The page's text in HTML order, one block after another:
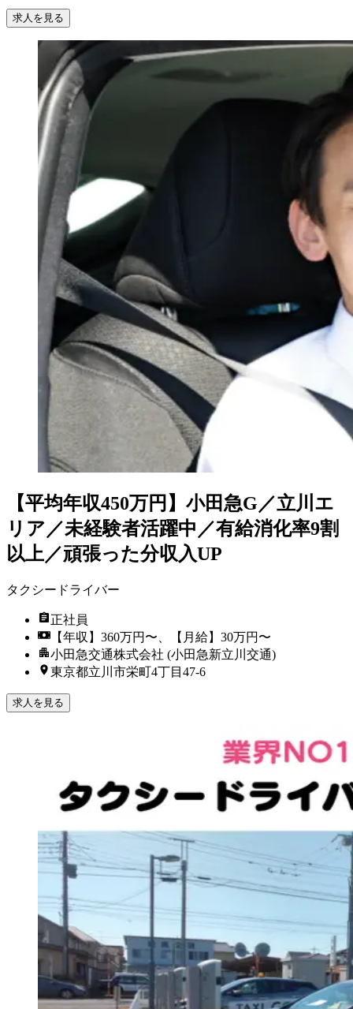
求人を見る
【平均年収450万円】小田急G／立川エ
リア／未経験者活躍中／有給消化率9割
以上／頑張った分収入UP
タクシードライバー
正社員
【年収】360万円〜、【月給】30万円〜
小田急交通株式会社 (小田急新立川交通)
東京都立川市栄町4丁目47-6
求人を見る